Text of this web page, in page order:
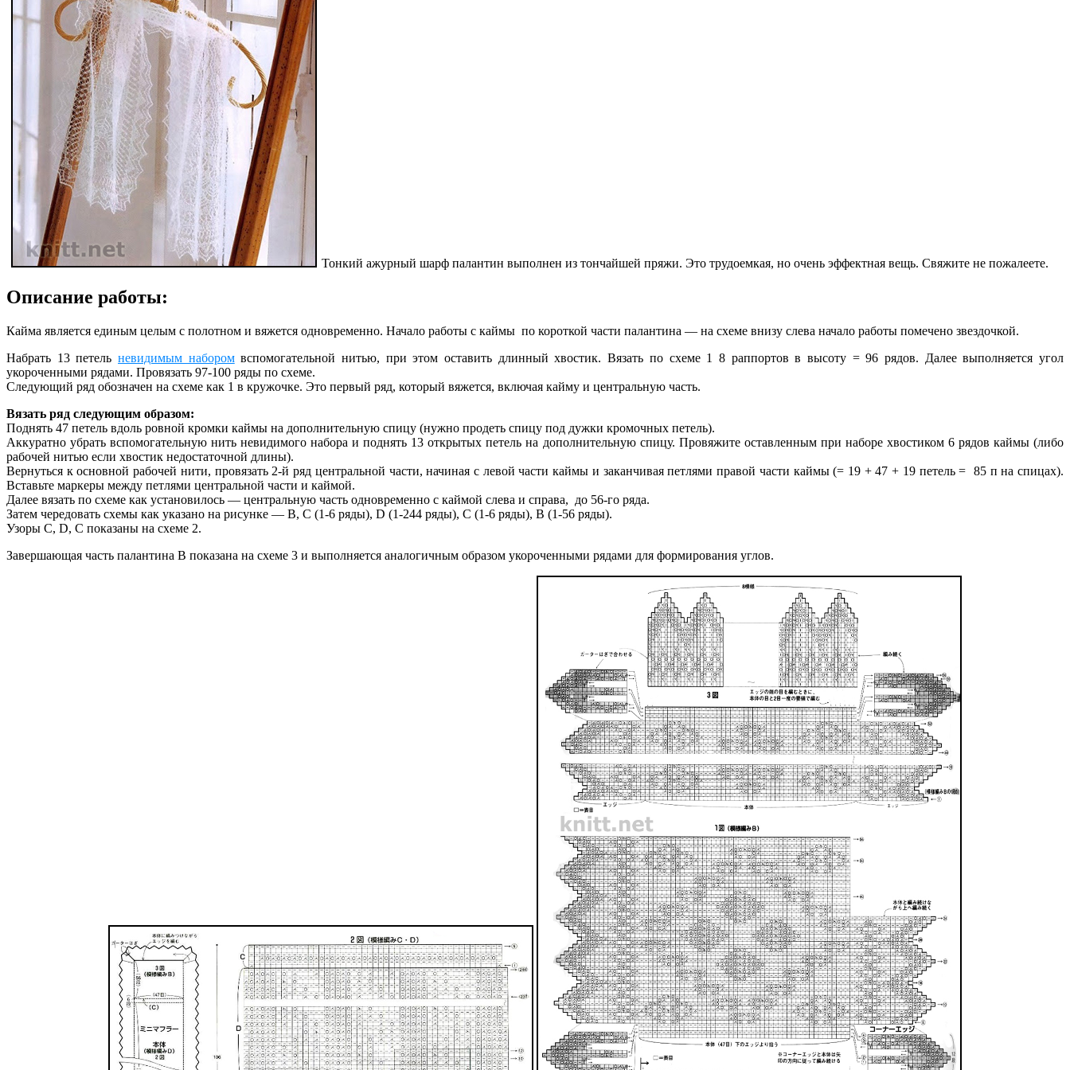
Тонкий ажурный шарф палантин выполнен из тончайшей пряжи. Это трудоемкая, но очень эффектная вещь. Свяжите не пожалеете.
Описание работы:
Кайма является единым целым с полотном и вяжется одновременно. Начало работы с каймы по короткой части палантина — на схеме внизу слева начало работы помечено звездочкой.
Набрать 13 петельневидимым наборомвспомогательной нитью, при этом оставить длинный хвостик. Вязать по схеме 1 8 раппортов в высоту = 96 рядов. Далее выполняется угол
укороченными рядами. Провязать 97-100 ряды по схеме.
Следующий ряд обозначен на схеме как 1 в кружочке. Это первый ряд, который вяжется, включая кайму и центральную часть.
Вязать ряд следующим образом:
Поднять 47 петель вдоль ровной кромки каймы на дополнительную спицу (нужно продеть спицу под дужки кромочных петель).
Аккуратно убрать вспомогательную нить невидимого набора и поднять 13 открытых петель на дополнительную спицу. Провяжите оставленным при наборе хвостиком 6 рядов каймы (либо
рабочей нитью если хвостик недостаточной длины).
Вернуться к основной рабочей нити, провязать 2-й ряд центральной части, начиная с левой части каймы и заканчивая петлями правой части каймы (= 19 + 47 + 19 петель = 85 п на спицах).
Вставьте маркеры между петлями центральной части и каймой.
Далее вязать по схеме как установилось — центральную часть одновременно с каймой слева и справа, до 56-го ряда.
Затем чередовать схемы как указано на рисунке — B, C (1-6 ряды), D (1-244 ряды), C (1-6 ряды), B (1-56 ряды).
Узоры C, D, C показаны на схеме 2.
Завершающая часть палантина B показана на схеме 3 и выполняется аналогичным образом укороченными рядами для формирования углов.